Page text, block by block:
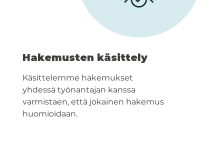
Hakemusten käsittely
Käsittelemme hakemukset
yhdessä työnantajan kanssa
varmistaen, että jokainen hakemus
huomioidaan.